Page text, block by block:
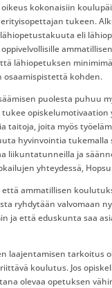
oikeus kokonaisiin
tukeen.
eli
lähiopetuksen
kohden.
puolesta puhuu
tukee opiskelumotivaation
taitoja, joita myös
hyvinvointia tukemalla
liikuntatunneilla ja
yhteydessä,
että ammatillisen
ryhdytään valvomaan
ja että eduskunta saa
laajentamisen tarkoitus
koulutus. Jos
olevaa opetuksen